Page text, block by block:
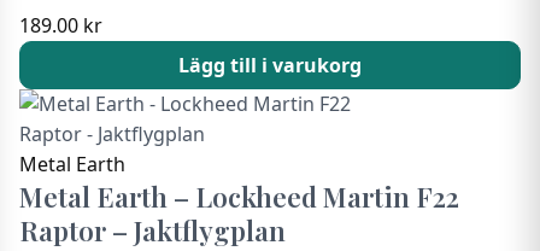
189.00 kr
Lägg till i varukorg
Metal Earth
Metal Earth – Lockheed Martin F22
Raptor – Jaktflygplan